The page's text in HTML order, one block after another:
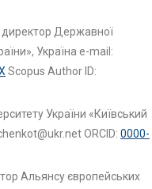
директор Державної
Україна e-mail:
Scopus Author ID:
України «Київський
ORCID: 0000-
Альянсу європейських